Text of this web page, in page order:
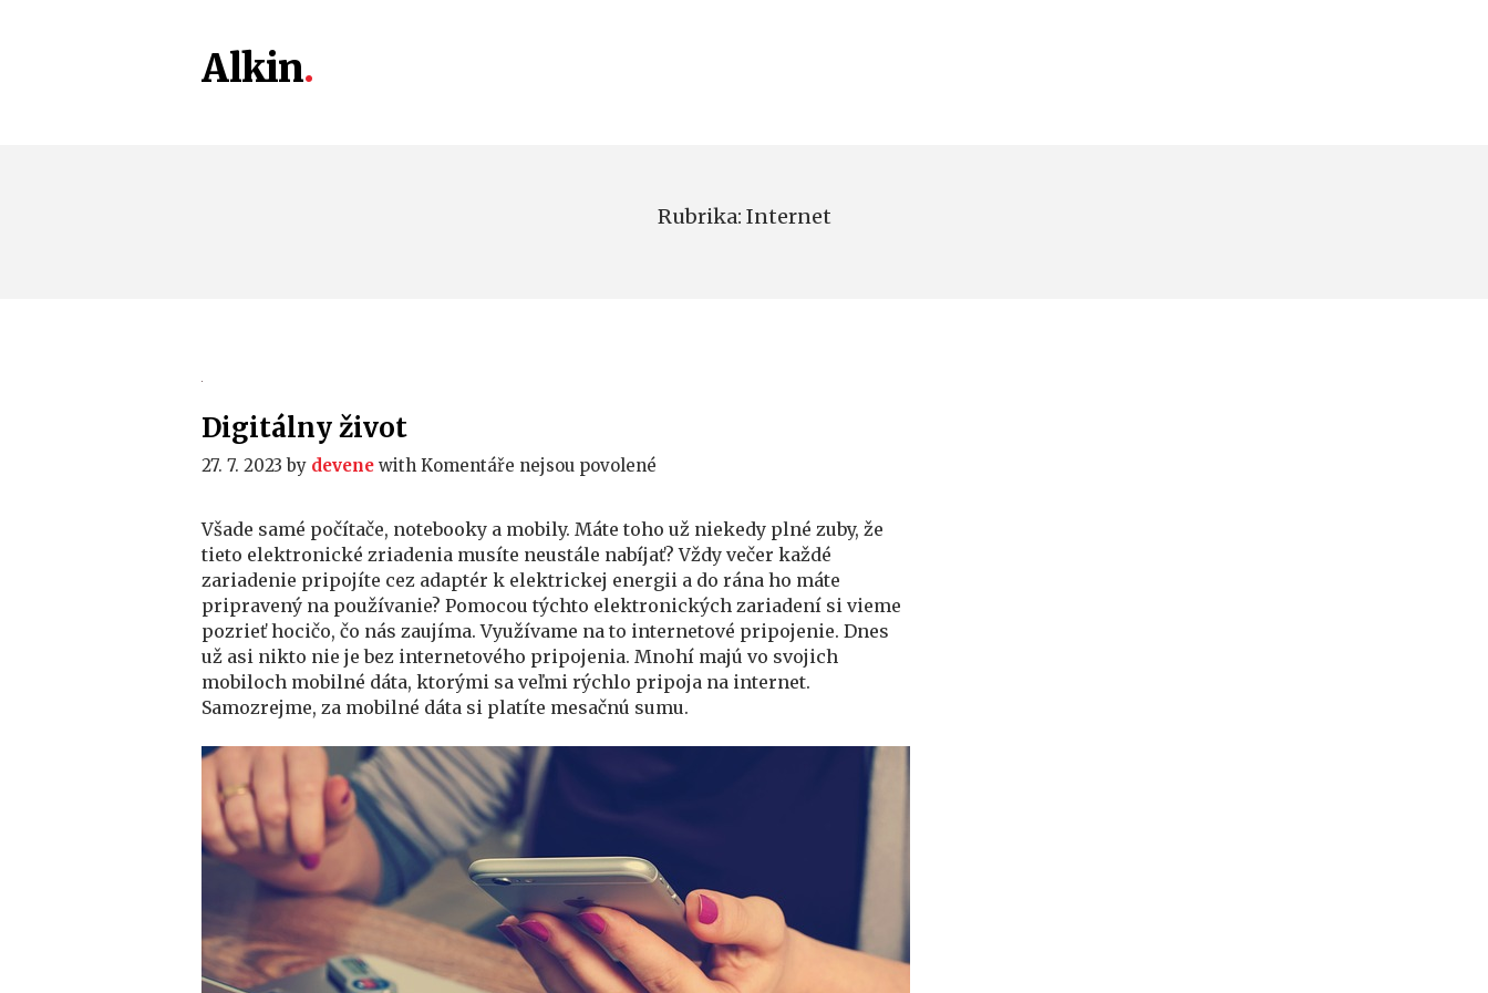
Alkin
Rubrika: Internet
Digitálny život
27. 7. 2023 by devene with Komentáře nejsou povolené
názvem
Digitálny
život
Všade samé počítače, notebooky a mobily. Máte toho už niekedy plné zuby, že
tieto elektronické zriadenia musíte neustále nabíjať? Vždy večer každé
zariadenie pripojíte cez adaptér k elektrickej energii a do rána ho máte
pripravený na používanie? Pomocou týchto elektronických zariadení si vieme
pozrieť hocičo, čo nás zaujíma. Využívame na to internetové pripojenie. Dnes
už asi nikto nie je bez internetového pripojenia. Mnohí majú vo svojich
mobiloch mobilné dáta, ktorými sa veľmi rýchlo pripoja na internet.
Samozrejme, za mobilné dáta si platíte mesačnú sumu.